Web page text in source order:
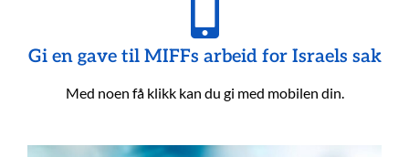
Gi en gave til MIFFs arbeid for Israels sak
Med noen få klikk kan du gi med mobilen din.